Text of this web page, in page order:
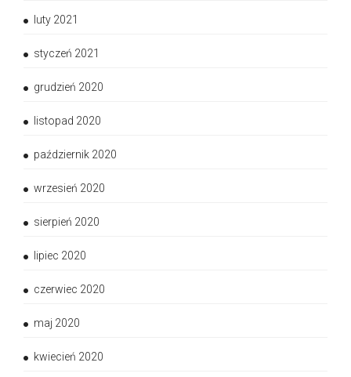
luty 2021
styczeń 2021
grudzień 2020
listopad 2020
październik 2020
wrzesień 2020
sierpień 2020
lipiec 2020
czerwiec 2020
maj 2020
kwiecień 2020